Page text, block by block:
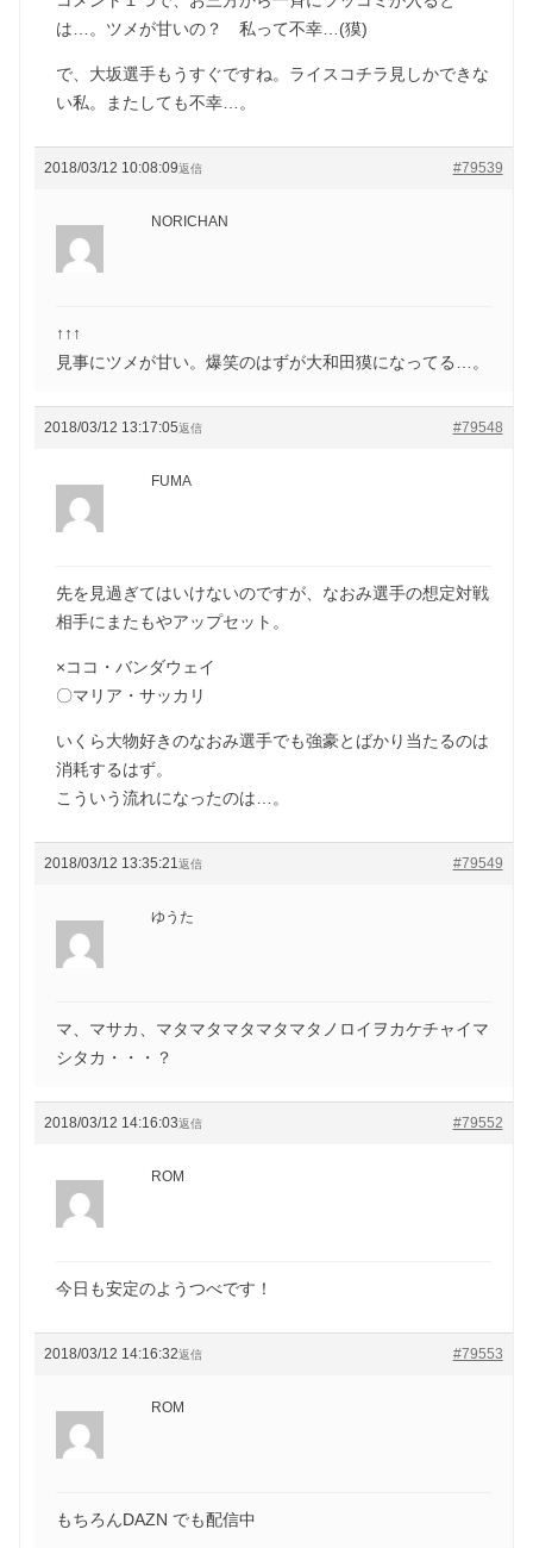
は…。ツメが甘いの？ 私って不幸…(獏)
で、大坂選手もうすぐですね。ライスコチラ見しかできな
い私。またしても不幸…。
2018/03/12 10:08:09 #79539
返信
NORICHAN
↑↑↑
見事にツメが甘い。爆笑のはずが大和田獏になってる…。
2018/03/12 13:17:05 #79548
返信
FUMA
先を見過ぎてはいけないのですが、なおみ選手の想定対戦
相手にまたもやアップセット。
×ココ・バンダウェイ
〇マリア・サッカリ
いくら大物好きのなおみ選手でも強豪とばかり当たるのは
消耗するはず。
こういう流れになったのは…。
2018/03/12 13:35:21 #79549
返信
ゆうた
マ、マサカ、マタマタマタマタマタノロイヲカケチャイマ
シタカ・・・？
2018/03/12 14:16:03 #79552
返信
ROM
今日も安定のようつべです！
2018/03/12 14:16:32 #79553
返信
ROM
もちろんDAZN でも配信中